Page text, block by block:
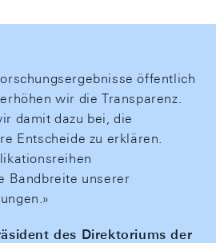
öffentlich
wir die Transparenz.
damit dazu bei, die
Entscheide zu erklären.
Bandbreite unserer
des Direktoriums der